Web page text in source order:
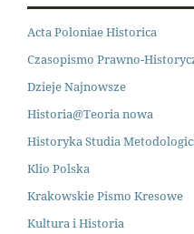
Acta Poloniae Historica
Czasopismo Prawno-
Dzieje Najnowsze
Historia@Teoria nowa
Historyka Studia
Klio Polska
Krakowskie Pismo Kresowe
Kultura i Historia